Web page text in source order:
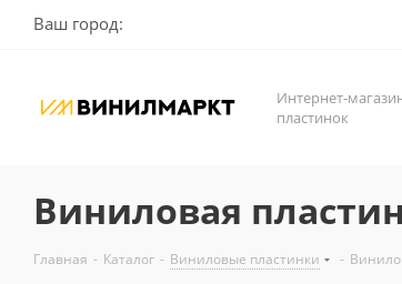
Ваш город:
Интернет-
пластинок
Виниловая
Главная - Каталог - Виниловые пластинки -